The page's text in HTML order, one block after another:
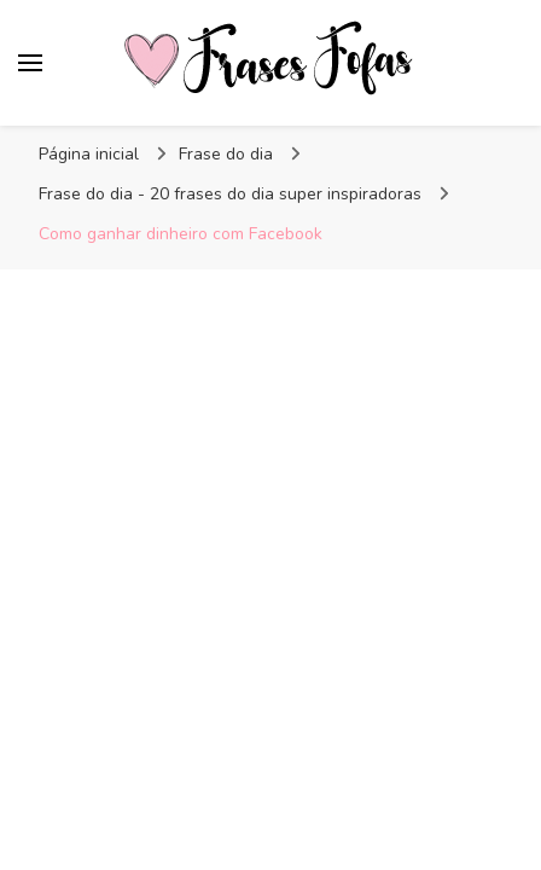
Página inicial
Frase do dia
Frase do dia - 20 frases do dia super inspiradoras
Como ganhar dinheiro com Facebook